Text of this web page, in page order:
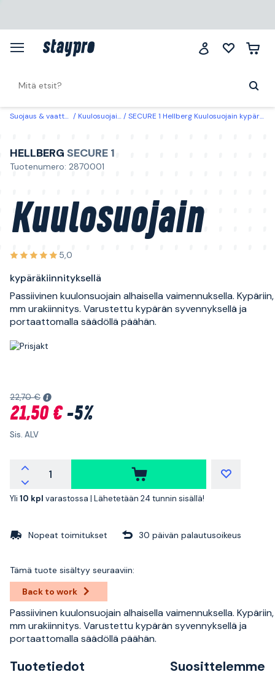
Suojaus & vaatteet Kuulosuojaimet SECURE 1 Hellberg Kuulosuojain kypäräkiinnityksellä
HELLBERG SECURE 1
Tuotenumero: 2870001
Kuulosuojain
5,0
kypäräkiinnityksellä
Passiivinen kuulonsuojain alhaisella vaimennuksella.
mm urakiinnitys. Varustettu kypärän syvennyksellä ja
portaattomalla säädöllä päähän.
22,70 €
21,50 €-5%
Sis. ALV
Yli 10 kpl varastossa | Lähetetään 24 tunnin sisällä!
Nopeat toimitukset 30 päivän palautusoikeus
Tämä tuote sisältyy seuraaviin:
Back to work
Passiivinen kuulonsuojain alhaisella vaimennuksella.
mm urakiinnitys. Varustettu kypärän syvennyksellä ja
portaattomalla säädöllä päähän.
Tuotetiedot Suosittelemme